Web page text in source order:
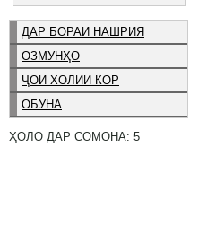
ДАР БОРАИ НАШРИЯ
ОЗМУНҲО
ҶОИ ХОЛИИ КОР
ОБУНА
ҲОЛО ДАР СОМОНА: 5